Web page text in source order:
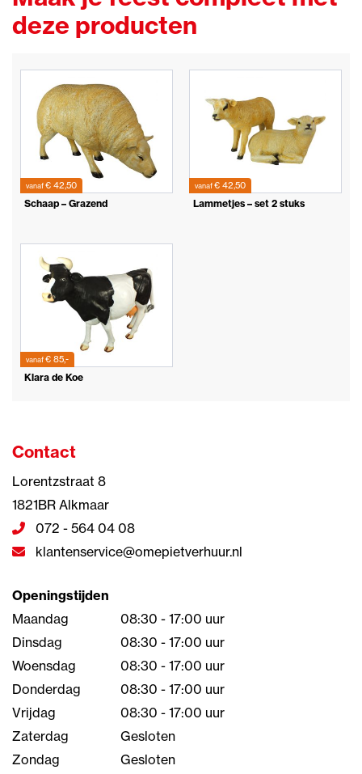
deze producten
vanaf€ 42,50
Schaap – Grazend
vanaf€ 42,50
Lammetjes – set 2 stuks
vanaf€ 85,-
Klara de Koe
Contact
Lorentzstraat 8
1821BR Alkmaar
072 - 564 04 08
klantenservice@omepietverhuur.nl
Openingstijden
Maandag
08:30 - 17:00 uur
Dinsdag
08:30 - 17:00 uur
Woensdag
08:30 - 17:00 uur
Donderdag
08:30 - 17:00 uur
Vrijdag
08:30 - 17:00 uur
Zaterdag
Gesloten
Zondag
Gesloten